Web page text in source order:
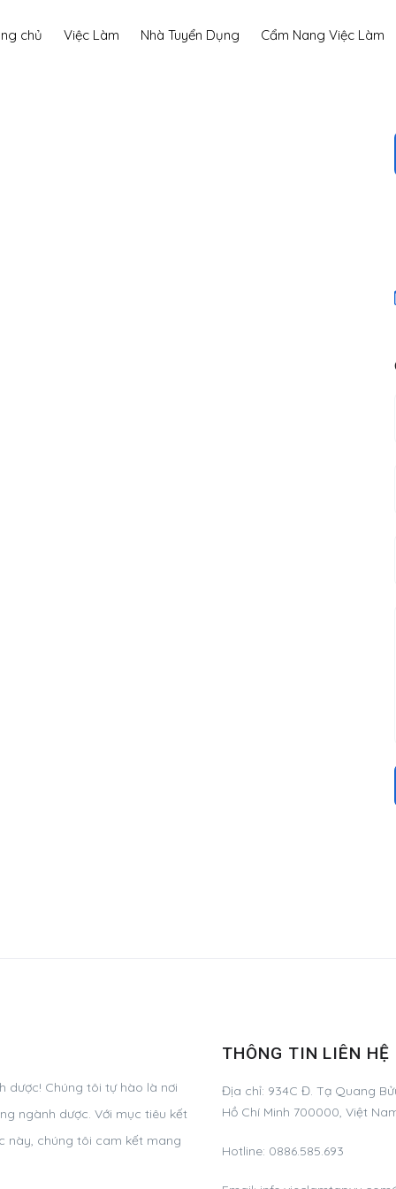
chủ Việc Làm Nhà Tuyển Dụng Cẩm Nang Việc Làm
dược! Chúng tôi tự hào là nơi
ngành dược. Với mục tiêu kết
này, chúng tôi cam kết mang
THÔNG TIN LIÊN HỆ
Địa chỉ: 934C Đ. Tạ Quang
Hồ Chí Minh 700000, Việt
Hotline: 0886.585.693